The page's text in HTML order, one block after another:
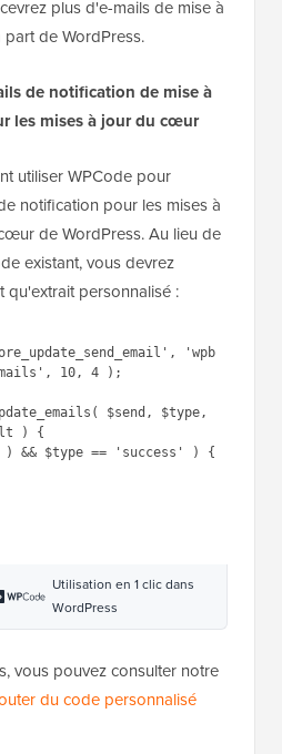
plus d'e-mails de mise à
de WordPress.
de notification de mise à
les mises à jour du cœur
utiliser WPCode pour
notification pour les mises à
de WordPress. Au lieu de
existant, vous devrez
qu'extrait personnalisé :
add_filter(
,
) {